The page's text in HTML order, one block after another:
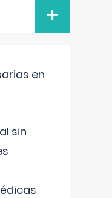
+
en
sin